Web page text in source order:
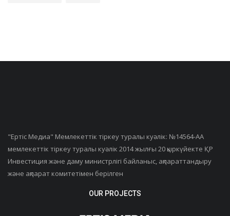
"Ертiс Медиа" Мемлекеттік тіркеу туралы куәлік: №14564-АА
мемлекеттік тіркеу туралы куәлік 2014 жылғы 20 қыркүйекте ҚР
Инвестиция және даму министрлігі байланыс, ақпараттандыру
және ақпарат комитетімен берілген
OUR PROJECTS